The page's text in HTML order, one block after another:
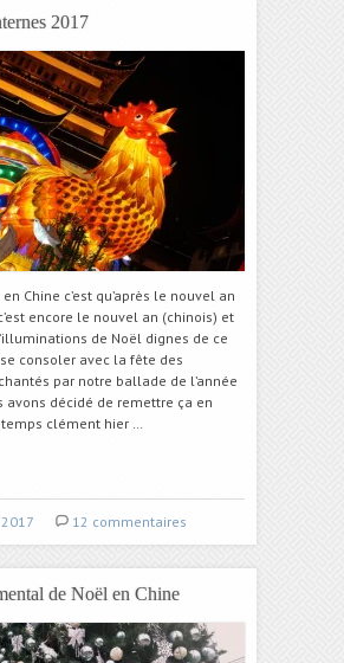
2017
en Chine c’est qu’après le nouvel an
encore le nouvel an (chinois) et
de Noël dignes de ce
consoler avec la fête des
par notre ballade de l’année
avons décidé de remettre ça en
temps clément hier …
12 commentaires
de Noël en Chine